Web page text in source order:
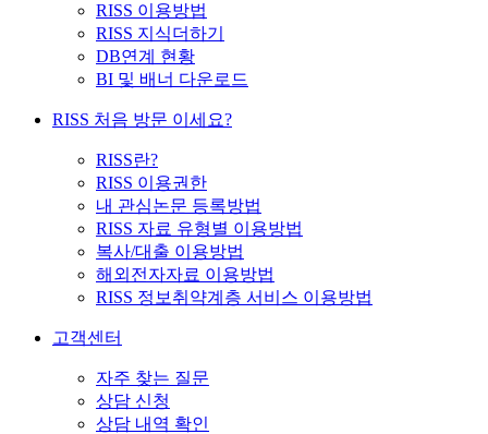
RISS 이용방법
RISS 지식더하기
DB연계 현황
BI 및 배너 다운로드
RISS 처음 방문 이세요?
RISS란?
RISS 이용권한
내 관심논문 등록방법
RISS 자료 유형별 이용방법
복사/대출 이용방법
해외전자자료 이용방법
RISS 정보취약계층 서비스 이용방법
고객센터
자주 찾는 질문
상담 신청
상담 내역 확인